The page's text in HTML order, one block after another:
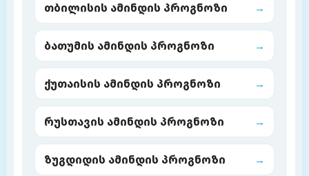
თბილისის ამინდის პროგნოზი →
ბათუმის ამინდის პროგნოზი →
ქუთაისის ამინდის პროგნოზი →
რუსთავის ამინდის პროგნოზი →
ზუგდიდის ამინდის პროგნოზი →